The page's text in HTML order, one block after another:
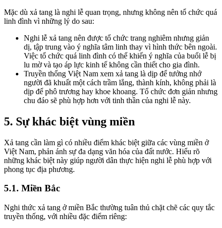
Mặc dù xả tang là nghi lễ quan trọng, nhưng không nên tổ chức quá
linh đình vì những lý do sau:
Nghi lễ xả tang nên được tổ chức trang nghiêm nhưng giản
dị, tập trung vào ý nghĩa tâm linh thay vì hình thức bên ngoài.
Việc tổ chức quá linh đình có thể khiến ý nghĩa của buổi lễ bị
lu mờ và tạo áp lực kinh tế không cần thiết cho gia đình.
Truyền thống Việt Nam xem xả tang là dịp để tưởng nhớ
người đã khuất một cách trầm lắng, thành kính, không phải là
dịp để phô trương hay khoe khoang. Tổ chức đơn giản nhưng
chu đáo sẽ phù hợp hơn với tinh thần của nghi lễ này.
5. Sự khác biệt vùng miền
Xả tang cần làm gì có nhiều điểm khác biệt giữa các vùng miền ở
Việt Nam, phản ánh sự đa dạng văn hóa của đất nước. Hiểu rõ
những khác biệt này giúp người dân thực hiện nghi lễ phù hợp với
phong tục địa phương.
5.1. Miền Bắc
Nghi thức xả tang ở miền Bắc thường tuân thủ chặt chẽ các quy tắc
truyền thống, với nhiều đặc điểm riêng: